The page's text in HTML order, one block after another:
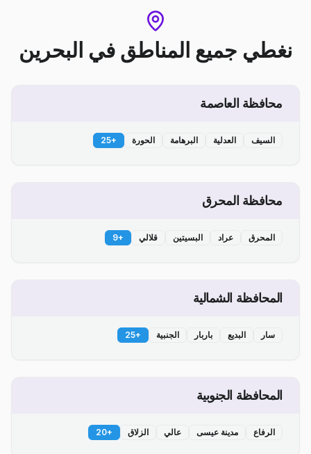
نغطي جميع المناطق في البحرين
محافظة العاصمة
السيف العدلية البرهامة الحورة +
25
محافظة المحرق
المحرق عراد البسيتين قلالي +
9
المحافظة الشمالية
سار البديع باربار الجنبية +
25
المحافظة الجنوبية
الرفاع مدينة عيسى عالي الزلاق +
20